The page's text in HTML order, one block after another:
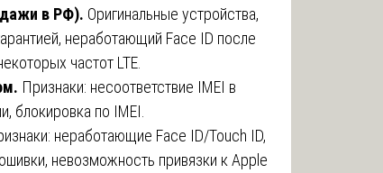
в РФ). Оригинальные устройства,
неработающий Face ID после
частот LTE.
Признаки: несоответствие IMEI в
блокировка по IMEI.
неработающие Face ID/Touch ID,
невозможность привязки к Apple